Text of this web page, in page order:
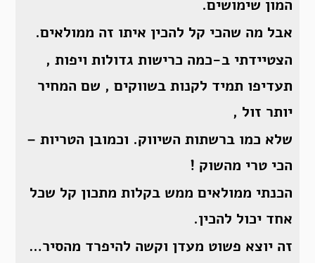
המון שימושים.
אבל מה שהכי קל להכין איתו זה ממולאים.
הצטיידתי ב-כמה כרישות גדולות ויפות ,
תעדיפו תמיד לקנות בשווקים , שם המחיר
יותר זול ,
שלא כמו ברשתות השיווק. וכמובן הטריות –
הכי טרי מהשוק !
הכנתי ממולאים ממש בקלות מתכון קל שכל
אחד יכול להכין.
זה יוצא פשוט מעדן וקשה להיפרד מהסיר…